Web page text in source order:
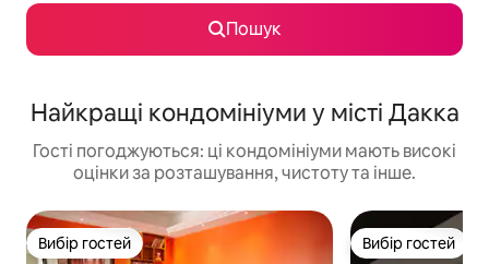
Пошук
Найкращі кондомініуми у місті Дакка
Гості погоджуються: ці кондомініуми мають високі
оцінки за розташування, чистоту та інше.
Вибір гостей
Вибір гостей Вибір гостей
Вибір гостей